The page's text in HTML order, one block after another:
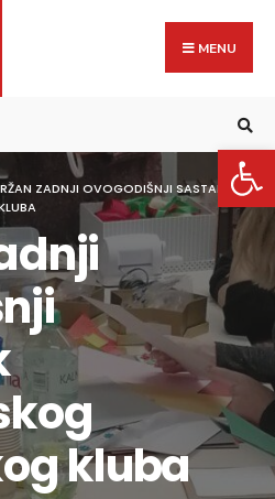
MENU
ZADNJI OVOGODIŠNJI SASTANAK
kluba